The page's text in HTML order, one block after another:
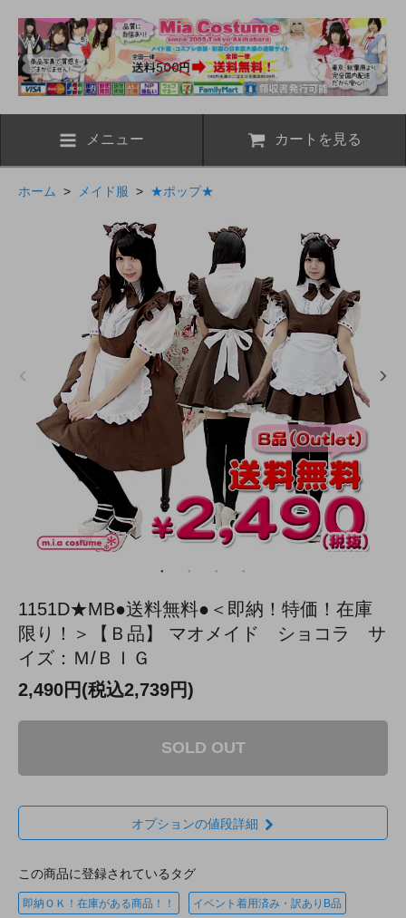
メニュー カートを見る
ホーム > メイド服 > ★ポップ★
1151D★MB●送料無料●＜即納！特価！在庫
限り！＞【Ｂ品】 マオメイド ショコラ サ
イズ：Ｍ/ＢＩＧ
2,490円(税込2,739円)
SOLD OUT
オプションの値段詳細
この商品に登録されているタグ
即納ＯＫ！在庫がある商品！！ イベント着用済み・訳ありB品